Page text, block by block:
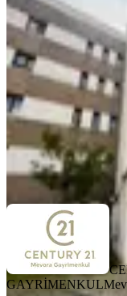
3+1·
CENTURY 21
GAYRİMENKUL